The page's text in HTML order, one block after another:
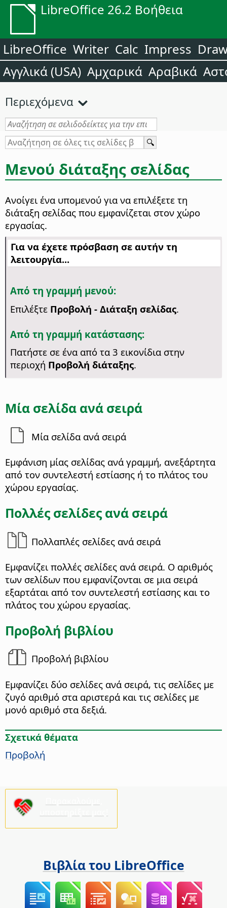
LibreOffice 26.2 Βοήθεια
LibreOffice Writer Calc Impress
Αγγλικά (USA) Αμχαρικά Αραβικά
Περιεχόμενα
Μενού διάταξης σελίδας
Ανοίγει ένα υπομενού για να επιλέξετε τη
διάταξη σελίδας που εμφανίζεται στον χώρο
εργασίας.
Για να έχετε πρόσβαση σε αυτήν τη
λειτουργία...
Από τη γραμμή μενού:
Επιλέξτε Προβολή - Διάταξη σελίδας.
Από τη γραμμή κατάστασης:
Πατήστε σε ένα από τα 3 εικονίδια στην
περιοχή Προβολή διάταξης.
Μία σελίδα ανά σειρά
Μία σελίδα ανά σειρά
Εμφάνιση μίας σελίδας ανά γραμμή, ανεξάρτητα
από τον συντελεστή εστίασης ή το πλάτος του
χώρου εργασίας.
Πολλές σελίδες ανά σειρά
Πολλαπλές σελίδες ανά σειρά
Εμφανίζει πολλές σελίδες ανά σειρά. Ο αριθμός
των σελίδων που εμφανίζονται σε μια σειρά
εξαρτάται από τον συντελεστή εστίασης και το
πλάτος του χώρου εργασίας.
Προβολή βιβλίου
Προβολή βιβλίου
Εμφανίζει δύο σελίδες ανά σειρά, τις σελίδες με
ζυγό αριθμό στα αριστερά και τις σελίδες με
μονό αριθμό στα δεξιά.
Σχετικά θέματα
Προβολή
Βιβλία του LibreOffice